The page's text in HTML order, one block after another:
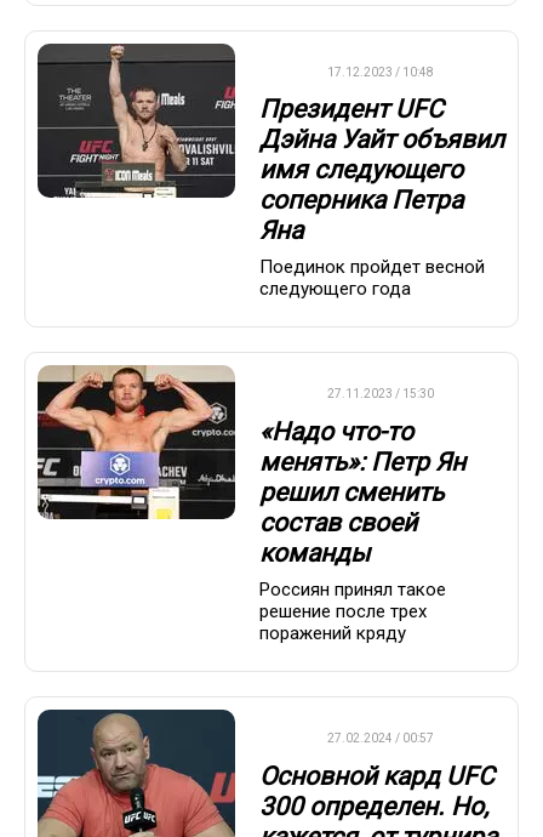
17.12.2023 / 10:48
Президент UFC
Дэйна Уайт объявил
имя следующего
соперника Петра
Яна
Поединок пройдет весной
следующего года
27.11.2023 / 15:30
«Надо что-то
менять»: Петр Ян
решил сменить
состав своей
команды
Россиян принял такое
решение после трех
поражений кряду
27.02.2024 / 00:57
Основной кард UFC
300 определен. Но,